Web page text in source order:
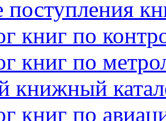
книг по
книг по
книжный
книг по